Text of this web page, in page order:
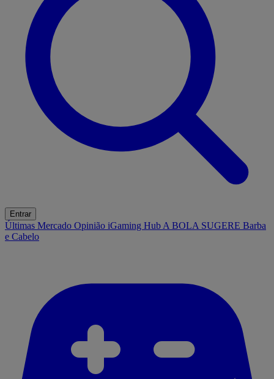
Entrar
Últimas Mercado Opinião iGaming Hub A BOLA SUGERE Barba
e Cabelo